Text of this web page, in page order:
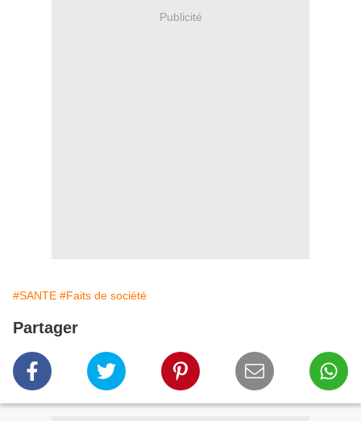
Publicité
#SANTE #Faits de société
Partager